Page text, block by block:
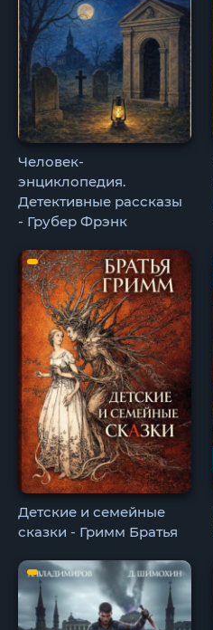
Человек-
энциклопедия.
Детективные рассказы
- Грубер Фрэнк
Детские и семейные
сказки - Гримм Братья